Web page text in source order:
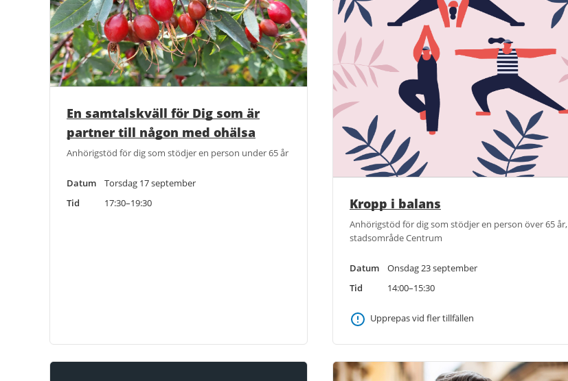
En samtalskväll för Dig som är
partner till någon med ohälsa
Anhörigstöd för dig som stödjer en person under 65 år
Datum
Torsdag 17 september
Tid
17:30–19:30 Kropp i balans
Anhörigstöd för dig som stödjer en person över 65 år,
stadsområde Centrum
Datum
Onsdag 23 september
Tid
14:00–15:30
Upprepas vid fler tillfällen